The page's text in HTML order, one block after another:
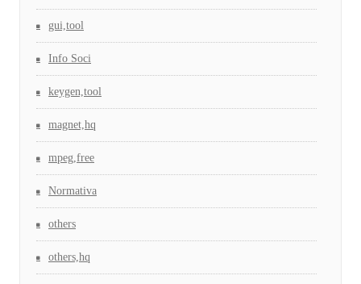
gui,tool
Info Soci
keygen,tool
magnet,hq
mpeg,free
Normativa
others
others,hq